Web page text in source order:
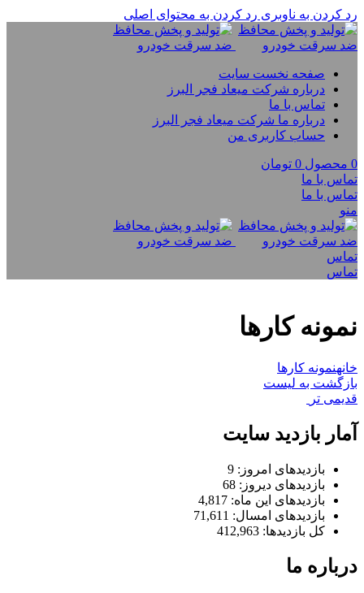
رد کردن به ناوبری رد کردن به محتوای اصلی
صفحه نخست سایت
درباره شرکت میعاد فجر البرز
تماس با ما
درباره ما شرکت میعاد فجر البرز
حساب کاربری من
0 محصول 0 تومان
تماس با ما
تماس با ما
منو
تماس
تماس
نمونه کارها
خانهنمونه کارها
بازگشت به لیست
قدیمی تر
آمار بازدید سایت
بازدیدهای امروز: 9
بازدیدهای دیروز: 68
بازدیدهای این ماه: 4,817
بازدیدهای امسال: 71,611
کل بازدیدها: 412,963
درباره ما